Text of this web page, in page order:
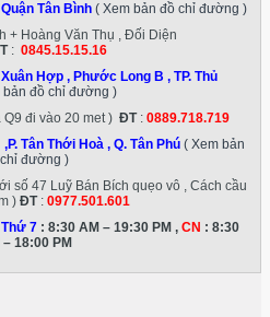
Tân Bình ( Xem bản đồ chỉ đường )
+ Hoàng Văn Thụ , Đối Diện
: 0845.15.15.16
Hợp , Phước Long B , TP. Thủ
bản đồ chỉ đường )
đi vào 20 met ) ĐT: 0889.718.719
Tân Thới Hoà , Q. Tân Phú ( Xem bản
đường )
số 47 Luỹ Bán Bích quẹo vô , Cách cầu
) ĐT: 0977.501.601
7: 8:30 AM – 19:30 PM , CN : 8:30
– 18:00 PM